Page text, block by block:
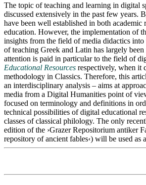
The topic of teaching and learning in digital
discussed extensively in the past few years.
have been well established in both academic
education. However, the implementation of
insights from the field of media didactics into
of teaching Greek and Latin has largely
attention is paid in particular to the field of
Educational Resources respectively, when it
methodology in Classics. Therefore, this
an interdisciplinary analysis – aims at
media from a Digital Humanities point of
focused on terminology and definitions in
technical possibilities of digital educational
classes of classical philology. The only
edition of the ›Grazer Repositorium antiker
repository of ancient fables‹) will be used as